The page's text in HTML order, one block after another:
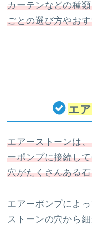
カーテンなどの種
ごとの選び方やお
エ
エアーストーンは
ーポンプに接続し
穴がたくさんある
エアーポンプによ
ストーンの穴から